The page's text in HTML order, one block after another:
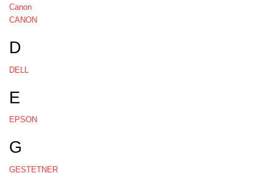
Canon
CANON
D
DELL
E
EPSON
G
GESTETNER